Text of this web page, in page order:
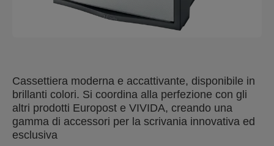
Cassettiera moderna e accattivante, disponibile in
brillanti colori. Si coordina alla perfezione con gli
altri prodotti Europost e VIVIDA, creando una
gamma di accessori per la scrivania innovativa ed
esclusiva